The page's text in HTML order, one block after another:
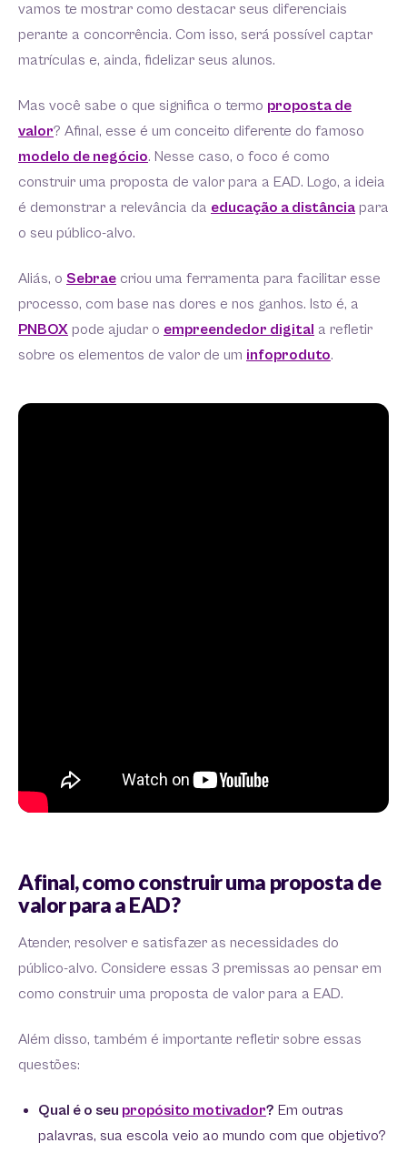
vamos te mostrar como destacar seus diferenciais
perante a concorrência. Com isso, será possível captar
matrículas e, ainda, fidelizar seus alunos.
Mas você sabe o que significa o termo proposta de
valor? Afinal, esse é um conceito diferente do famoso
modelo de negócio. Nesse caso, o foco é como
construir uma proposta de valor para a EAD. Logo, a ideia
é demonstrar a relevância da educação a distância para
o seu público-alvo.
Aliás, o Sebrae criou uma ferramenta para facilitar esse
processo, com base nas dores e nos ganhos. Isto é, a
PNBOX pode ajudar o empreendedor digital a refletir
sobre os elementos de valor de um infoproduto.
Afinal, como construir uma proposta de
valor para a EAD?
Atender, resolver e satisfazer as necessidades do
público-alvo. Considere essas 3 premissas ao pensar em
como construir uma proposta de valor para a EAD.
Além disso, também é importante refletir sobre essas
questões:
Qual é o seu propósito motivador? Em outras
palavras, sua escola veio ao mundo com que objetivo?